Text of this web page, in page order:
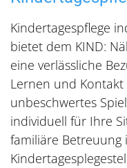
Kindertagespflege
bietet dem KIND:
eine verlässliche
Lernen und
unbeschwertes
individuell für Ihre
familiäre